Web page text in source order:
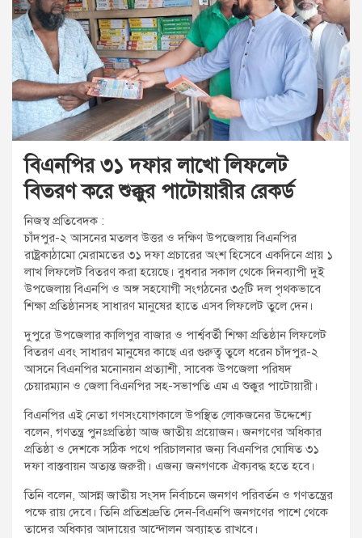
t
:
বিএনপির ৩১ দফার লাখো লিফলেট
বিতরণ করে শুক্কুর পাটোয়ারীর রেকর্ড
নিজস্ব প্রতিবেদক :
চাঁদপুর-২ আসনের মতলব উত্তর ও দক্ষিণ উপজেলায় বিএনপির
রাষ্ট্রকাঠামো মেরামতের ৩১ দফা প্রচারের অংশ হিসেবে একদিনে প্রায় ১
লাখ লিফলেট বিতরণ করা হয়েছে। বুধবার সকাল থেকে দিনব্যাপী দুই
উপজেলায় বিএনপি ও অঙ্গ সহযোগী সংগঠনের ৩৫টি দল পৃথকভাবে
শিক্ষা প্রতিষ্ঠানসহ সাধারণ মানুষের হাতে এসব লিফলেট তুলে দেন।
দুপুরে উপজেলার কালিপুর বাজার ও পার্শ্ববর্তী শিক্ষা প্রতিষ্ঠান লিফলেট
বিতরণ এবং সাধারণ মানুষের কাছে এর গুরুত্ব তুলে ধরেন চাঁদপুর-২
আসনে বিএনপির মনোনয়ন প্রত্যাশী, সাবেক উপজেলা পরিষদ
চেয়ারম্যান ও জেলা বিএনপির সহ-সভাপতি এম এ শুক্কুর পাটোয়ারী।
বিএনপির এই নেতা গণসংযোগকালে উপস্থিত লোকজনের উদ্দেশ্যে
বলেন, গণতন্ত্র পুনঃপ্রতিষ্ঠা আজ জাতীয় প্রয়োজন। জনগণের অধিকার
প্রতিষ্ঠা ও দেশকে সঠিক পথে পরিচালনার জন্য বিএনপির ঘোষিত ৩১
দফা বাস্তবায়ন অত্যন্ত জরুরী। এজন্য জনগণকে ঐক্যবদ্ধ হতে হবে।
তিনি বলেন, আসন্ন জাতীয় সংসদ নির্বাচনে জনগণ পরিবর্তন ও গণতন্ত্রের
পক্ষে রায় দেবে। তিনি প্রতিশ্রæতি দেন-বিএনপি জনগণের পাশে থেকে
তাদের অধিকার আদায়ের আন্দোলন অব্যাহত রাখবে।